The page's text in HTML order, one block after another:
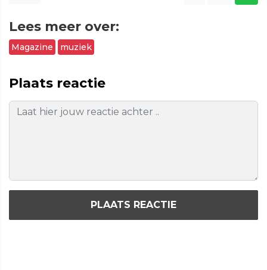
Lees meer over:
Magazine muziek
Plaats reactie
PLAATS REACTIE